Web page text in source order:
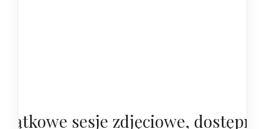
sesje zdjęciowe,